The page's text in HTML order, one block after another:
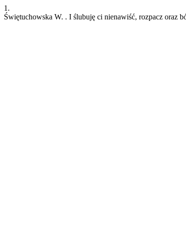
1.
Świętuchowska W. . I ślubuję ci nienawiść, rozpacz oraz